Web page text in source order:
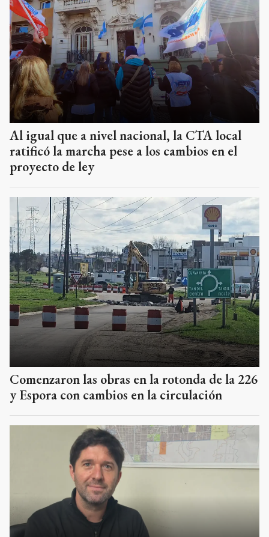
Al igual que a nivel nacional, la CTA local
ratificó la marcha pese a los cambios en el
proyecto de ley
Comenzaron las obras en la rotonda de la 226
y Espora con cambios en la circulación